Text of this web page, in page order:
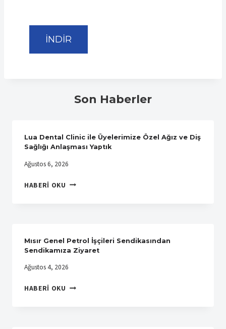
İNDİR
Son Haberler
Lua Dental Clinic ile Üyelerimize Özel Ağız ve Diş
Sağlığı Anlaşması Yaptık
Ağustos 6, 2026
HABERI OKU LUA
AĞIZ
DIŞ
ANLAŞMASI
Mısır Genel Petrol İşçileri Sendikasından
Sendikamıza Ziyaret
Ağustos 4, 2026
HABERI OKU MISIR